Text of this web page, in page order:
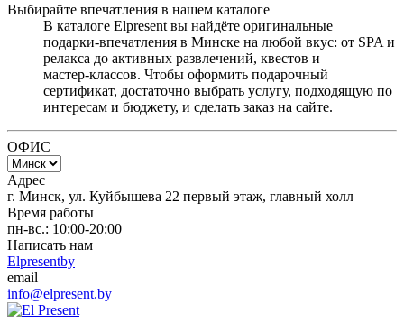
Выбирайте впечатления в нашем каталоге
В каталоге Elpresent вы найдёте оригинальные
подарки‑впечатления в Минске на любой вкус: от SPA и
релакса до активных развлечений, квестов и
мастер‑классов. Чтобы оформить подарочный
сертификат, достаточно выбрать услугу, подходящую по
интересам и бюджету, и сделать заказ на сайте.
ОФИС
Адрес
г. Минск, ул. Куйбышева 22 первый этаж, главный холл
Время работы
пн-вс.: 10:00-20:00
Написать нам
Elpresentby
email
info@elpresent.by